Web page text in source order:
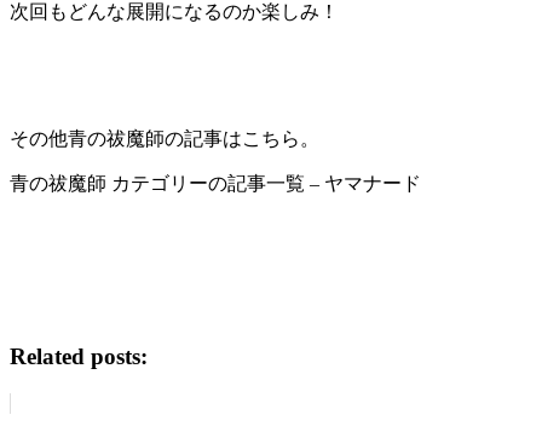
次回もどんな展開になるのか楽しみ！
その他青の祓魔師の記事はこちら。
青の祓魔師 カテゴリーの記事一覧 – ヤマナード
Related posts: